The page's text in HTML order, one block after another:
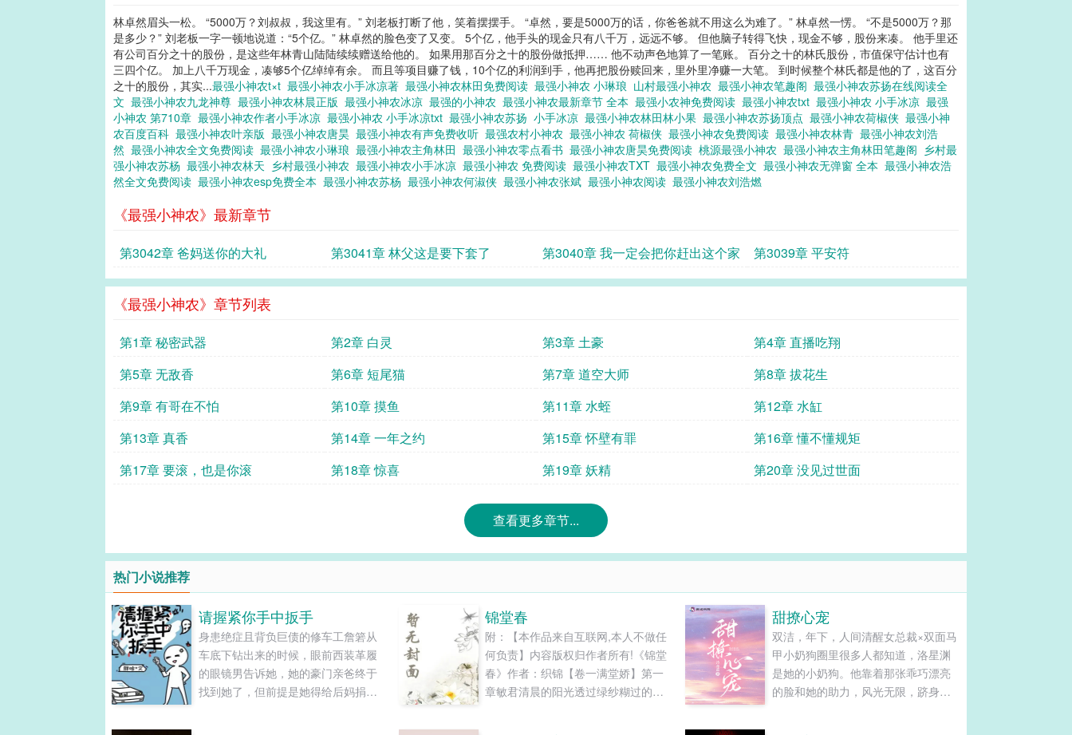
林卓然眉头一松。 “5000万？刘叔叔，我这里有。” 刘老板打断了他，笑着摆摆手。 “卓然，要是5000万的话，你爸爸就不用这么为难了。” 林卓然一愣。 “不是5000万？那
是多少？” 刘老板一字一顿地说道：“5个亿。” 林卓然的脸色变了又变。 5个亿，他手头的现金只有八千万，远远不够。 但他脑子转得飞快，现金不够，股份来凑。 他手里还
有公司百分之十的股份，是这些年林青山陆陆续续赠送给他的。 如果用那百分之十的股份做抵押…… 他不动声色地算了一笔账。 百分之十的林氏股份，市值保守估计也有
三四个亿。 加上八千万现金，凑够5个亿绰绰有余。 而且等项目赚了钱，10个亿的利润到手，他再把股份赎回来，里外里净赚一大笔。 到时候整个林氏都是他的了，这百分
之十的股份，其实...最强小神农t×t 最强小神农小手冰凉著 最强小神农林田免费阅读 最强小神农 小琳琅 山村最强小神农 最强小神农笔趣阁 最强小神农苏扬在线阅读全
文 最强小神农九龙神尊 最强小神农林晨正版 最强小神农冰凉 最强的小神农 最强小神农最新章节 全本 最强小农神免费阅读 最强小神农txt 最强小神农 小手冰凉 最强
小神农 第710章 最强小神农作者小手冰凉 最强小神农 小手冰凉txt 最强小神农苏扬 小手冰凉 最强小神农林田林小果 最强小神农苏扬顶点 最强小神农荷椒侠 最强小神
农百度百科 最强小神农叶亲版 最强小神农唐昊 最强小神农有声免费收听 最强农村小神农 最强小神农 荷椒侠 最强小神农免费阅读 最强小神农林青 最强小神农刘浩
然 最强小神农全文免费阅读 最强小神农小琳琅 最强小神农主角林田 最强小神农零点看书 最强小神农唐昊免费阅读 桃源最强小神农 最强小神农主角林田笔趣阁 乡村最
强小神农苏杨 最强小神农林天 乡村最强小神农 最强小神农小手冰凉 最强小神农 免费阅读 最强小神农TXT 最强小神农免费全文 最强小神农无弹窗 全本 最强小神农浩
然全文免费阅读 最强小神农esp免费全本 最强小神农苏杨 最强小神农何淑侠 最强小神农张斌 最强小神农阅读 最强小神农刘浩燃
《最强小神农》最新章节
第3042章 爸妈送你的大礼 第3041章 林父这是要下套了 第3040章 我一定会把你赶出这个家 第3039章 平安符
《最强小神农》章节列表
第1章 秘密武器 第2章 白灵 第3章 土豪
第4章 直播吃翔
第5章 无敌香
第6章 短尾猫 第7章 道空大师
第8章 拔花生
第9章 有哥在不怕
第10章 摸鱼 第11章 水蛭
第12章 水缸
第13章 真香
第14章 一年之约 第15章 怀壁有罪
第16章 懂不懂规矩
第17章 要滚，也是你滚
第18章 惊喜 第19章 妖精 第20章 没见过世面
查看更多章节...
热门小说推荐
请握紧你手中扳手
身患绝症且背负巨债的修车工詹箬从
车底下钻出来的时候，眼前西装革履
的眼镜男告诉她，她的豪门亲爸终于
找到她了，但前提是她得给后妈捐
锦堂春
附：【本作品来自互联网,本人不做任
何负责】内容版权归作者所有!《锦堂
春》作者：织锦【卷一满堂娇】第一
章敏君清晨的阳光透过绿纱糊过的窗
甜撩心宠
双洁，年下，人间清醒女总裁×双面马
甲小奶狗圈里很多人都知道，洛星渊
是她的小奶狗。他靠着那张乖巧漂亮
的脸和她的助力，风光无限，跻身顶